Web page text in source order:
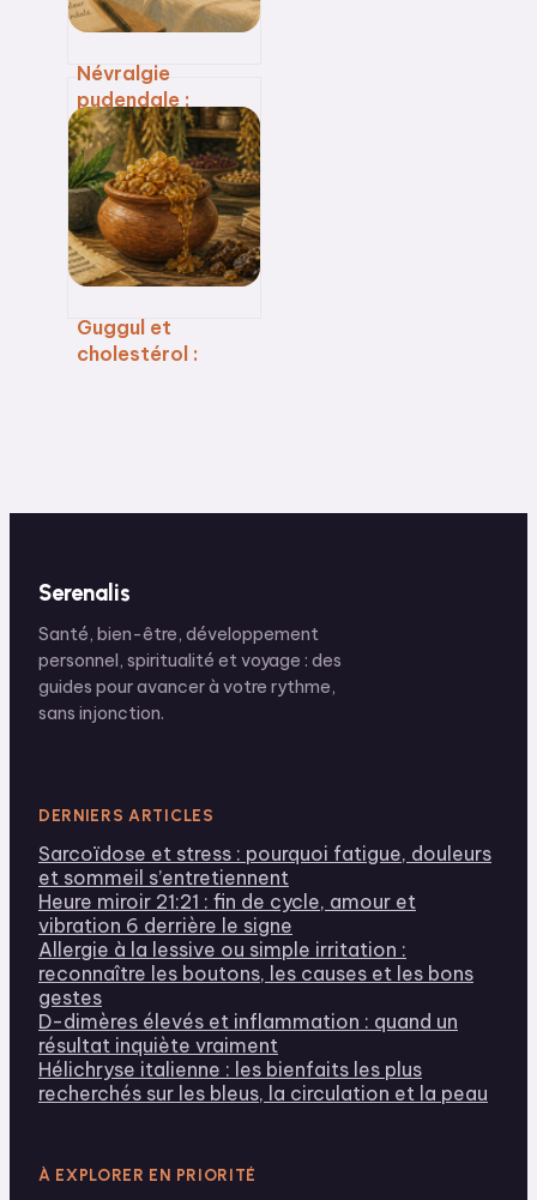
Névralgie
pudendale :
soulager les
douleurs
pelviennes par
l’acupuncture
sans chirurgie
Guggul et
cholestérol :
Serenalis
Santé, bien-être, développement
personnel, spiritualité et voyage : des
guides pour avancer à votre rythme,
sans injonction.
DERNIERS ARTICLES
Sarcoïdose et stress : pourquoi fatigue, douleurs
et sommeil s’entretiennent
Heure miroir 21:21 : fin de cycle, amour et
vibration 6 derrière le signe
Allergie à la lessive ou simple irritation :
reconnaître les boutons, les causes et les bons
gestes
D-dimères élevés et inflammation : quand un
résultat inquiète vraiment
Hélichryse italienne : les bienfaits les plus
recherchés sur les bleus, la circulation et la peau
À EXPLORER EN PRIORITÉ